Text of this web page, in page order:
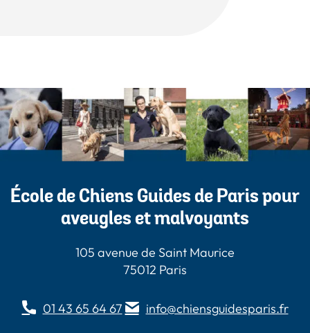
du
produit
École de Chiens Guides de Paris pour
aveugles et malvoyants
105 avenue de Saint Maurice
75012 Paris
01 43 65 64 67 info@chiensguidesparis.fr